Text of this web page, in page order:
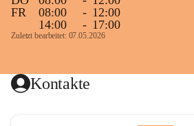
FR
08:00 - 12:00
14:00
- 17:00
Zuletzt bearbeitet: 07.05.2026
Kontakte